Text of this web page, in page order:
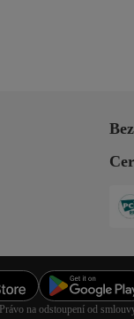
Právo na odstoupení od